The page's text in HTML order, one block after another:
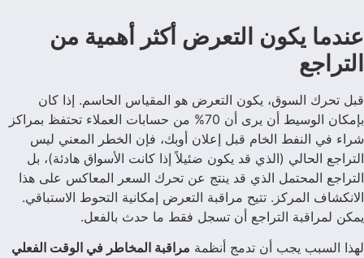
عندما يكون التعرض أكثر أهمية من
التراجع
قبل تحرك السوق، يكون التعرض هو المقياس الحاسم. إذا كان
بإمكان الوسيط أن يرى أن 70% من حسابات العملاء تحتفظ بمراكز
شراء في النفط الخام قبل إعلان أوبك، فإن الخطر المعني ليس
التراجع الحالي (الذي قد يكون ضئيلاً إذا كانت الأسواق هادئة)، بل
التراجع المحتمل الذي قد ينتج عن تحرك السعر المعاكس على هذا
الانكشاف المركز. تتيح مراقبة التعرض إمكانية التحوط الاستباقي.
يمكن لمراقبة التراجع أن تسجل فقط ما حدث بالفعل.
لهذا السبب يجب أن تدمج أنظمة مراقبة المخاطر في الوقت الفعلي